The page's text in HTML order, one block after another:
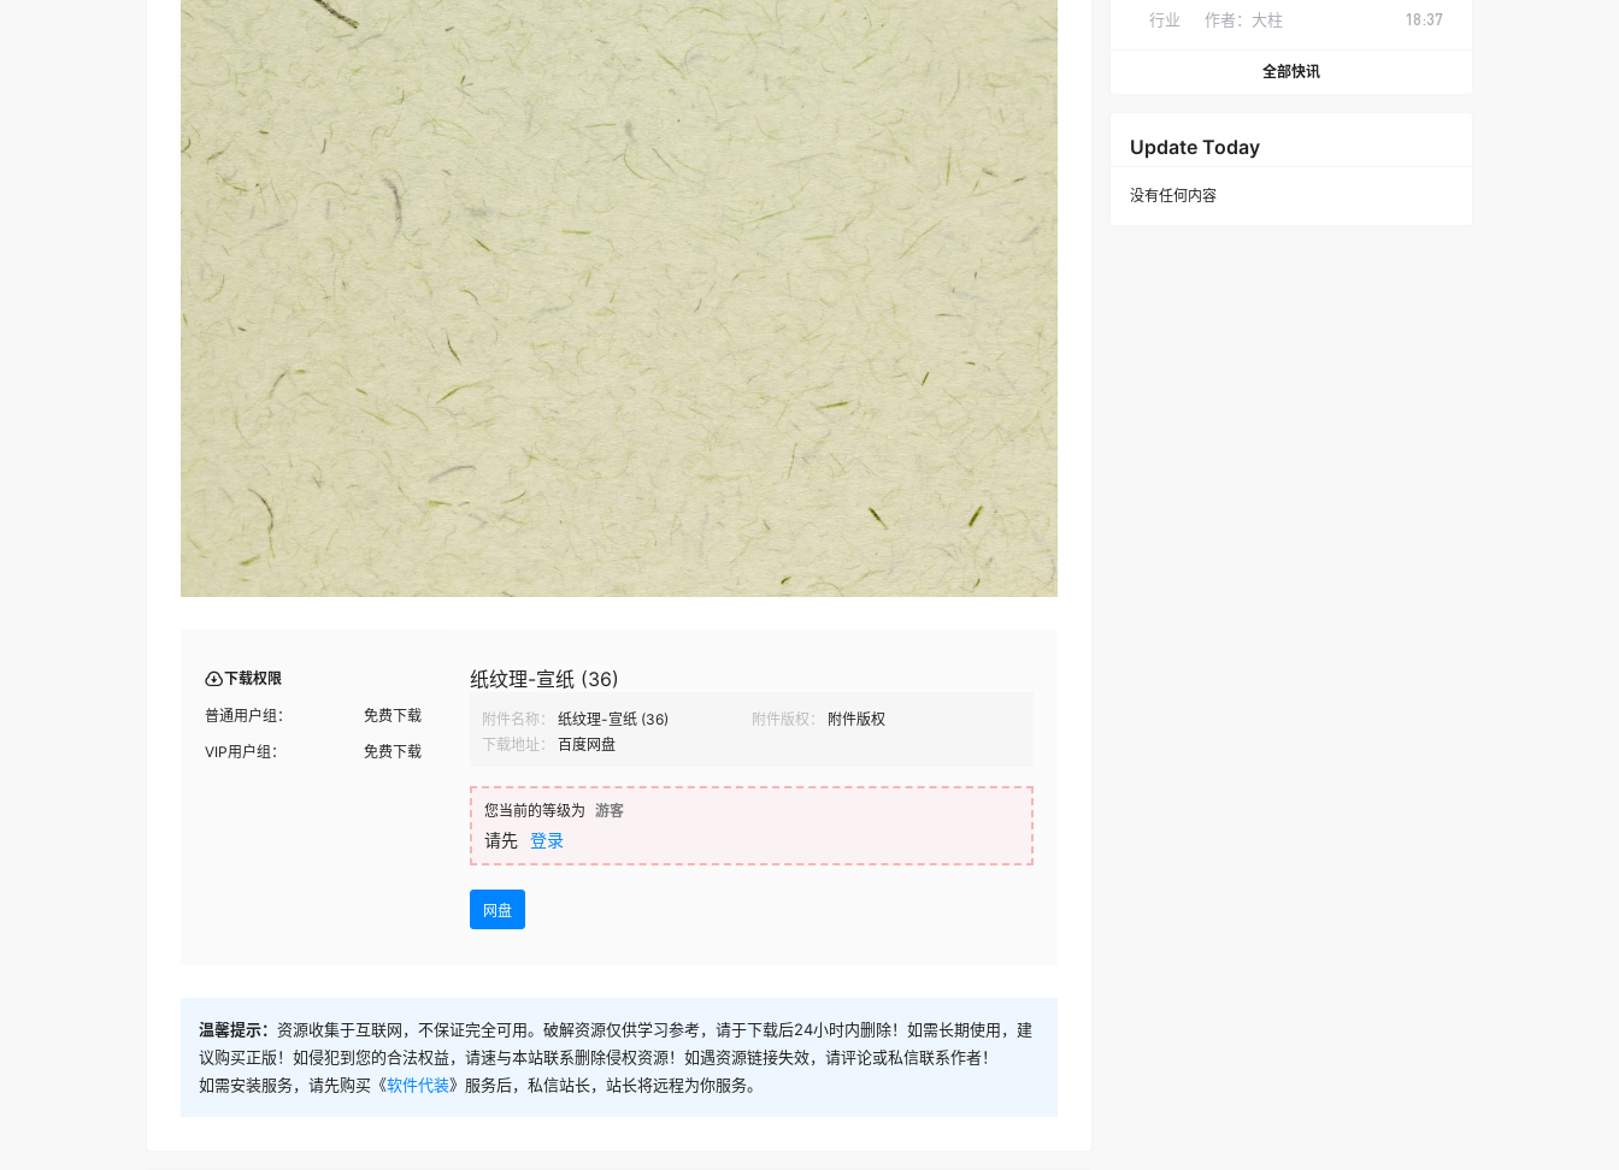
下载权限
普通用户组：
免费下载
VIP用户组：
免费下载
纸纹理-宣纸 (36)
附件名称： 纸纹理-宣纸 (36) 附件版权：
附件版权
下载地址：
百度网盘
您当前的等级为 游客
请先 登录
网盘
温馨提示： 资源收集于互联网，不保证完全可用。破解资源仅供学习参考，请于下载后24小时内删除！如需长期使用，建
议购买正版！如侵犯到您的合法权益，请速与本站联系删除侵权资源！如遇资源链接失效，请评论或私信联系作者！
如需安装服务，请先购买《软件代装》服务后，私信站长，站长将远程为你服务。
行业 作者： 大柱 18:37
全部快讯
Update Today
没有任何内容